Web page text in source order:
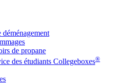
déménagement
de propane
des étudiants Collegeboxes®